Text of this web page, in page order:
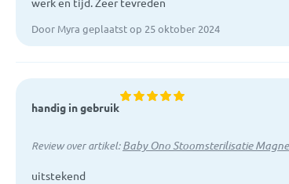
Door Myra geplaatst op 25 oktober 2024
handig in gebruik
Review over artikel:Baby Ono Stoomsterilisatie
uitstekend